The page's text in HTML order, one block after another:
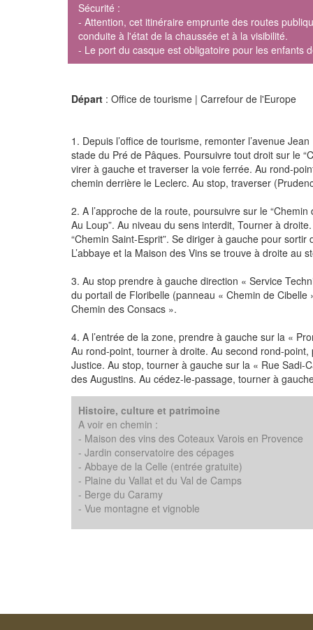
Sécurité :
- Attention, cet itinéraire emprunte des routes
conduite à l'état de la chaussée et à la visibilité.
- Le port du casque est obligatoire pour les enfants
Départ : Office de tourisme | Carrefour de l'Europe
1. Depuis l’office de tourisme, remonter l’avenue
stade du Pré de Pâques. Poursuivre tout droit sur le
virer à gauche et traverser la voie ferrée. Au rond-
chemin derrière le Leclerc. Au stop, traverser
2. A l’approche de la route, poursuivre sur le
Au Loup”. Au niveau du sens interdit, Tourner à
“Chemin Saint-Esprit”. Se diriger à gauche pour
L’abbaye et la Maison des Vins se trouve à droite au
3. Au stop prendre à gauche direction « Service
du portail de Floribelle (panneau « Chemin de
Chemin des Consacs ».
4. A l’entrée de la zone, prendre à gauche sur la «
Au rond-point, tourner à droite. Au second rond-
Justice. Au stop, tourner à gauche sur la « Rue
des Augustins. Au cédez-le-passage, tourner à
Histoire, culture et patrimoine
A voir en chemin :
- Maison des vins des Coteaux Varois en Provence
- Jardin conservatoire des cépages
- Abbaye de la Celle (entrée gratuite)
- Plaine du Vallat et du Val de Camps
- Berge du Caramy
- Vue montagne et vignoble